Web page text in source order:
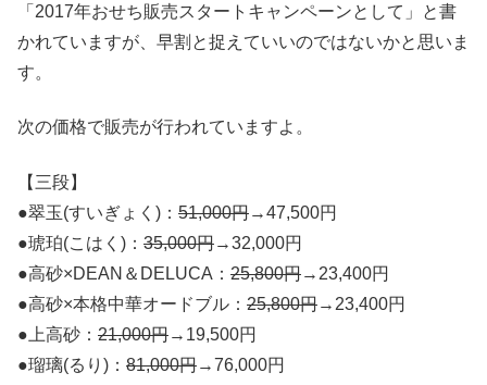
「2017年おせち販売スタートキャンペーンとして」と書
かれていますが、早割と捉えていいのではないかと思いま
す。
次の価格で販売が行われていますよ。
【三段】
●翠玉(すいぎょく)： 51,000円→47,500円
●琥珀(こはく)： 35,000円→32,000円
●高砂×DEAN＆DELUCA： 25,800円→23,400円
●高砂×本格中華オードブル： 25,800円→23,400円
●上高砂： 21,000円→19,500円
●瑠璃(るり)： 81,000円→76,000円